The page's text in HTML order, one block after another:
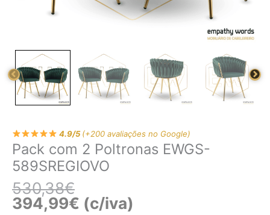
4.9/5(+200 avaliações no Google)
Pack com 2 Poltronas EWGS-
589SREGIOVO
530,38€
394,99€ (c/iva)